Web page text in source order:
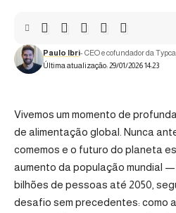
Última atualização: 29/01/2026 14:23
Paulo Ibri- CEO e cofundador da Typcal
Vivemos um momento de
de alimentação global. Nunca
comemos e o futuro do planeta
aumento da população mundial
bilhões de pessoas até 2050,
desafio sem precedentes: como